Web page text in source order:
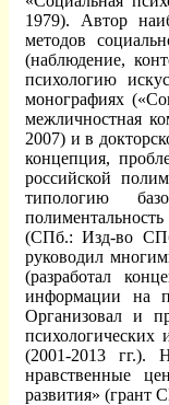
1979). Автор
методов
(наблюдение,
психологию
монографиях
межличностная
2007) и в
концепция,
российской
типологию
(СПб.: Изд-во
руководил
(разработал
информации на
Организовал и
психологических
(2001-2013 гг.).
нравственные
развития» (грант